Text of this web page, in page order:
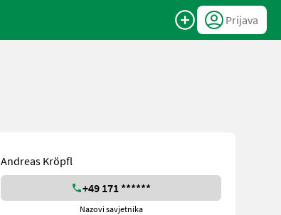
Prijava
Andreas Kröpfl
+49 171 ******
Nazovi savjetnika